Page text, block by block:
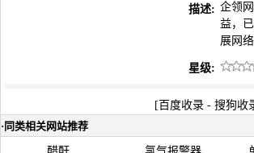
描述: 企领
益，
展网
星级:
[ 百度收录 - 搜狗收
· 同类相关网站推荐